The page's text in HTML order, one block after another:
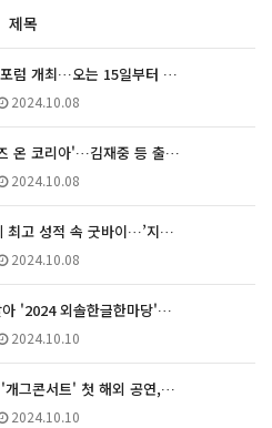
제목
럼 개최…오는 15일부터 …
2024.10.08
온 코리아'…김재중 등 출…
2024.10.08
최고 성적 속 굿바이…’지…
2024.10.08
'2024 외솔한글한마당'…
2024.10.10
개그콘서트' 첫 해외 공연,…
2024.10.10